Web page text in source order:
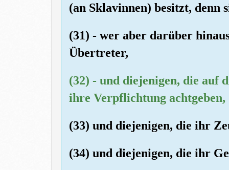
(an Sklavinnen) besitzt, denn
(31) - wer aber darüber
Übertreter,
(32) - und diejenigen, die auf
ihre Verpflichtung achtgeben,
(33) und diejenigen, die ihr
(34) und diejenigen, die ihr